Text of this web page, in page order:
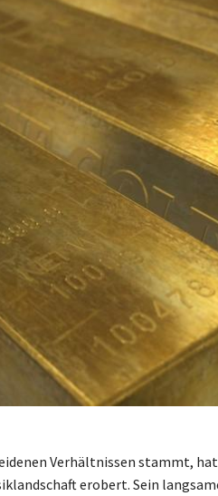
Verhältnissen stammt,
erobert. Sein